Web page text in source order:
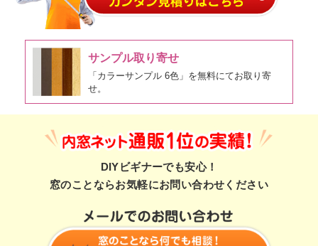
サンプル取り寄せ
「カラーサンプル 6色」を無料にてお取り寄
せ。
DIYビギナーでも安心！
窓のことならお気軽にお問い合わせください